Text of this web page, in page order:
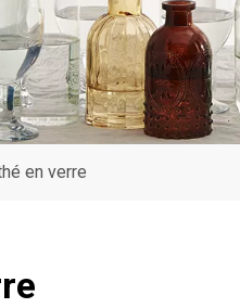
en verre